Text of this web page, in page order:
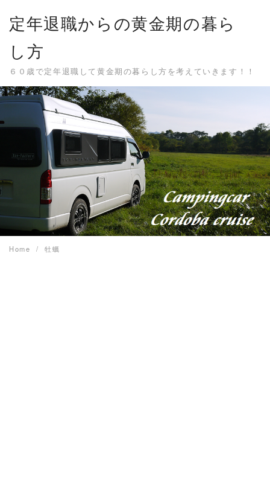
content
定年退職からの黄金期の暮ら
し方
６０歳で定年退職して黄金期の暮らし方を考えていきます！！
Home 牡蠣